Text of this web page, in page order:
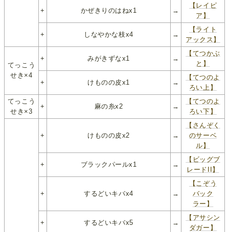
+ かぜきりのはねx1 →
【レイピ
ア】
+ しなやかな枝x4 →
【ライト
アックス】
てっこう
せき×4
+ みがきずなx1 →
【てつかぶ
と】
+ けものの皮x1 →
【てつのよ
ろい上】
てっこう
せき×3
+ 麻の糸x2 →
【てつのよ
ろい下】
+ けものの皮x2 →
【さんぞく
のサーベ
ル】
+ ブラックパールx1 →
【ビッグブ
レードII】
+ するどいキバx4 →
【こぞう
バック
ラー】
+ するどいキバx5 →
【アサシン
ダガー】